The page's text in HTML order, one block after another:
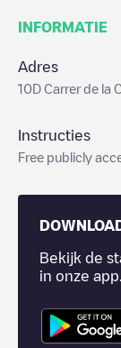
INFORMATIE
Adres
10D Carrer de la
Instructies
Free publicly
Bekijk de
in onze app.